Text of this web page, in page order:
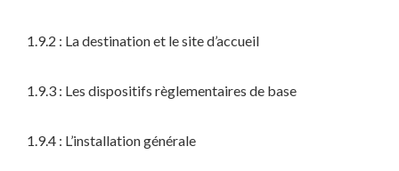
1.9.2 : La destination et le site d’accueil
1.9.3 : Les dispositifs règlementaires de base
1.9.4 : L’installation générale